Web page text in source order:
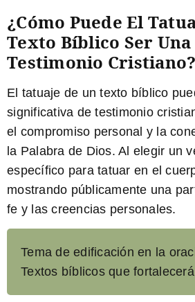
¿Cómo Puede El
Texto Bíblico Ser Una
Testimonio Cristiano?
El tatuaje de untexto bíblico
significativa de testimonio
el compromiso personal y la
la Palabra de Dios. Al elegir un
específico para tatuar en el
mostrando públicamente una
fe y las creencias personales.
Tema de edificación en la
Textos bíblicos que